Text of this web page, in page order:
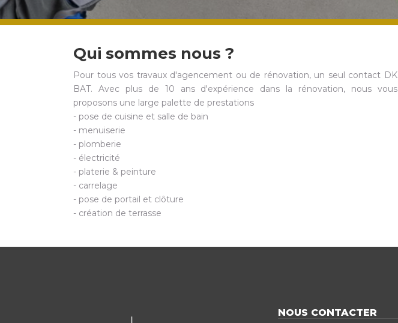
Qui sommes nous ?
Pour tous vos travaux d'agencement ou de rénovation, un seul contact DK
BAT. Avec plus de 10 ans d'expérience dans la rénovation, nous vous
proposons une large palette de prestations
- pose de cuisine et salle de bain
- menuiserie
- plomberie
- électricité
- platerie & peinture
- carrelage
- pose de portail et clôture
- création de terrasse
NOUS CONTACTER